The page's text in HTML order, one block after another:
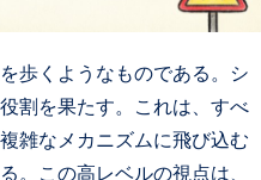
歩くようなものである。シ
割を果たす。これは、すべ
雑なメカニズムに飛び込む
。この高レベルの視点は、